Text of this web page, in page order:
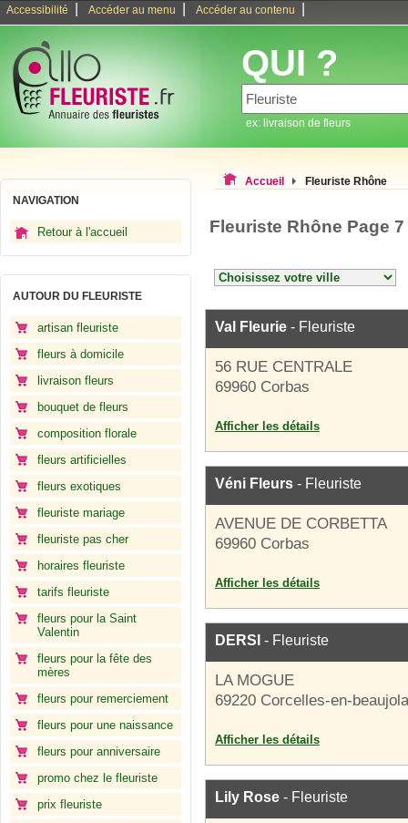
Accessibilité Accéder au menu Accéder au contenu
QUI ?
ex: livraison de fleurs
NAVIGATION
Retour à l'accueil
AUTOUR DU FLEURISTE
artisan fleuriste
fleurs à domicile
livraison fleurs
bouquet de fleurs
composition florale
fleurs artificielles
fleurs exotiques
fleuriste mariage
fleuriste pas cher
horaires fleuriste
tarifs fleuriste
fleurs pour la Saint
Valentin
fleurs pour la fête des
mères
fleurs pour remerciement
fleurs pour une naissance
fleurs pour anniversaire
promo chez le fleuriste
prix fleuriste
Accueil Fleuriste Rhône
Fleuriste Rhône Page 7
Val Fleurie - Fleuriste
56 RUE CENTRALE
69960 Corbas
Afficher les détails
Véni Fleurs - Fleuriste
AVENUE DE CORBETTA
69960 Corbas
Afficher les détails
DERSI - Fleuriste
LA MOGUE
69220 Corcelles-en-
Afficher les détails
Lily Rose - Fleuriste